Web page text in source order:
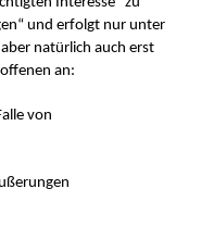
und erfolgt nur unter
natürlich auch erst
an:
von